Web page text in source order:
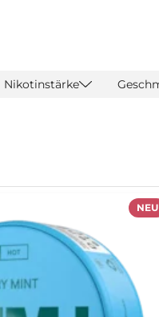
Nikotinstärke
NEU